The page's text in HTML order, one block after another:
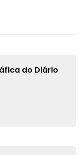
do Diário